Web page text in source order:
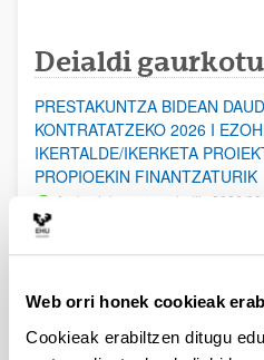
Web orri honek cookieak
Cookieak erabiltzen ditugu
Deialdi
PRESTAKUNTZA BIDEAN
KONTRATATZEKO 2026 I
IKERTALDE/IKERKETA
PROPIOEKIN FINANTZATURIK
Aurkezteko epea zabalik: 2026/
erosi eta berritzeko laguntzak
Izapide irekia